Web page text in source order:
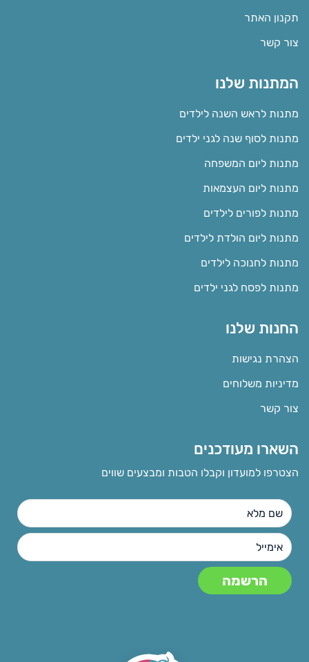
תקנון האתר
צור קשר
המתנות שלנו
מתנות לראש השנה לילדים
מתנות לסוף שנה לגני ילדים
מתנות ליום המשפחה
מתנות ליום העצמאות
מתנות לפורים לילדים
מתנות ליום הולדת לילדים
מתנות לחנוכה לילדים
מתנות לפסח לגני ילדים
החנות שלנו
הצהרת נגישות
מדיניות משלוחים
צור קשר
השארו מעודכנים
הצטרפו למועדון וקבלו הטבות ומבצעים שווים